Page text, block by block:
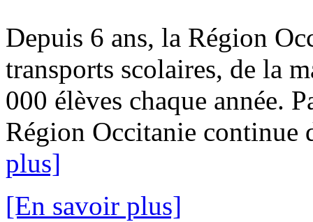
Depuis 6 ans, la Région
transports scolaires, de la
000 élèves chaque année.
Région Occitanie continue
plus]
[En savoir plus]